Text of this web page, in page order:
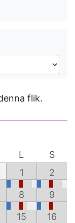
flik.
L
S
1 2
8 9
15 16